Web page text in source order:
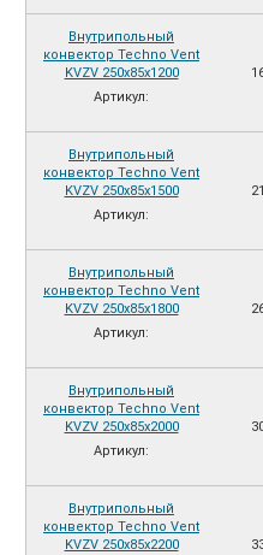
Внутрипольный
конвектор Techno Vent
KVZV 250х85х1200
Артикул:
Внутрипольный
конвектор Techno Vent
KVZV 250х85х1500
Артикул:
Внутрипольный
конвектор Techno Vent
KVZV 250х85х1800
Артикул:
Внутрипольный
конвектор Techno Vent
KVZV 250х85х2000
Артикул:
Внутрипольный
конвектор Techno Vent
KVZV 250х85х2200